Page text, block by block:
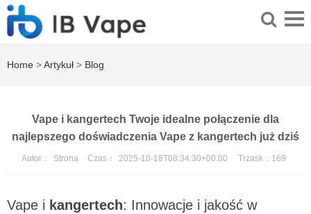
Home >Artykuł > Blog
Vape i kangertech Twoje idealne połączenie dla
najlepszego doświadczenia Vape z kangertech już dziś
Autor： Strona Czas： 2025-10-18T08:34:30+00:00 Trzask： 169
Vape i kangertech: Innowacje i jakość w